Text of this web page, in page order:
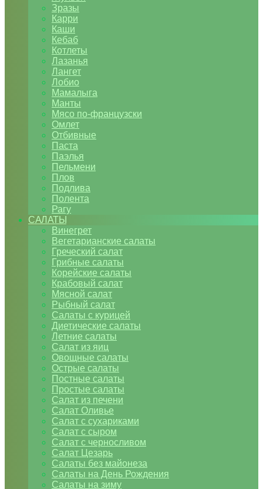
Зразы
Карри
Каши
Кебаб
Котлеты
Лазанья
Лангет
Лобио
Мамалыга
Манты
Мясо по-французски
Омлет
Отбивные
Паста
Паэлья
Пельмени
Плов
Подлива
Полента
Рагу
САЛАТЫ
Винегрет
Вегетарианские салаты
Греческий салат
Грибные салаты
Корейские салаты
Крабовый салат
Мясной салат
Рыбный салат
Салаты с курицей
Диетические салаты
Летние салаты
Салат из яиц
Овощные салаты
Острые салаты
Постные салаты
Простые салаты
Салат из печени
Салат Оливье
Салат с сухариками
Салат с сыром
Салат с черносливом
Салат Цезарь
Салаты без майонеза
Салаты на День Рождения
Салаты на зиму